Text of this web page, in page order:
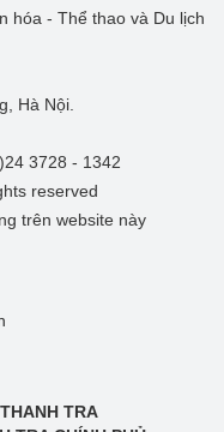
hóa - Thể thao và Du lịch
Hà Nội.
3728 - 1342
reserved
trên website này
TRA